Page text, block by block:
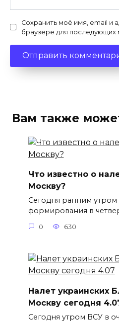
Сохранить моё имя, email и
браузере для последующих
Вам также
Что известно о
Москву?
Сегодня ранним утром
формирования в
0 630
Налет украинских
Москву сегодня
Сегодня утром ВСУ в